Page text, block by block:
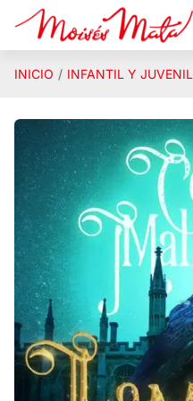
Saltar al contenido principal
INICIO INFANTIL Y JUVENIL